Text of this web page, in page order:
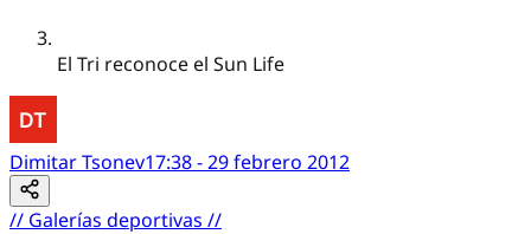
El Tri reconoce el Sun Life
Dimitar Tsonev17:38 - 29 febrero 2012
// Galerías deportivas //